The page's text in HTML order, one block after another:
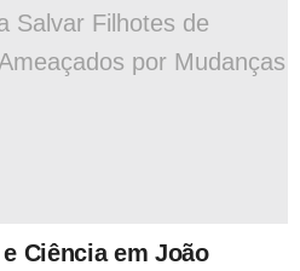
Ciência em João